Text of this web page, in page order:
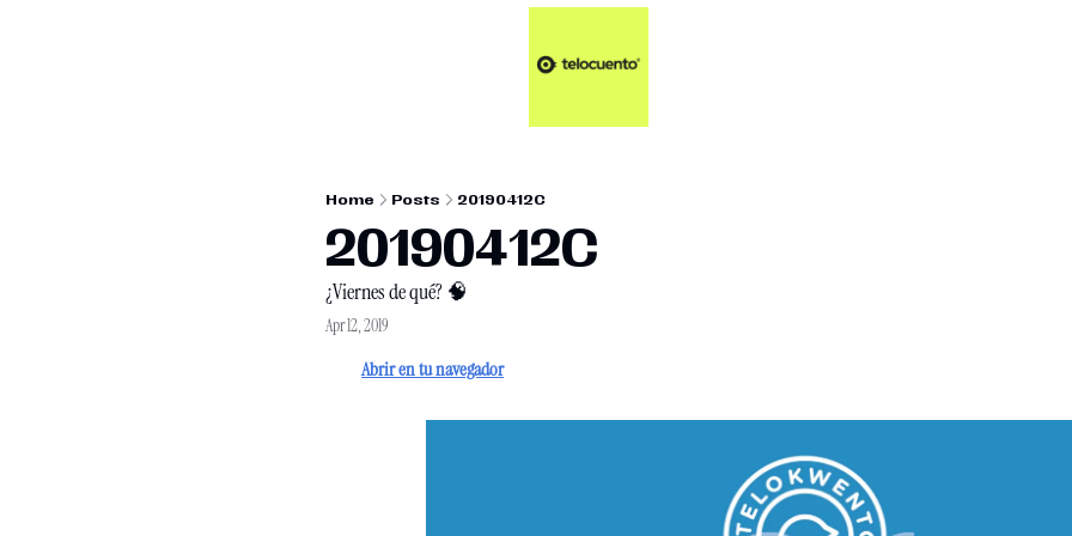
Home Posts 20190412C
20190412C
¿Viernes de qué? 🧠
Apr 12, 2019
Abrir en tu navegador